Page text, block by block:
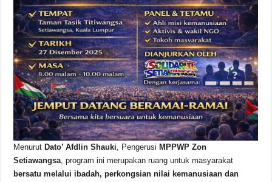
Menurut Dato’ Afdlin Shauki, Pengerusi MPPWP Zon
Setiawangsa, program ini merupakan ruang untuk masyarakat
bersatu melalui ibadah, perkongsian nilai kemanusiaan dan